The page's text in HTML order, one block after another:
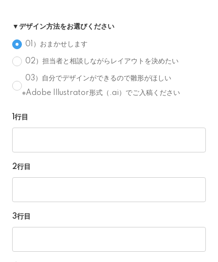
▼デザイン方法をお選びください
01）おまかせします
02）担当者と相談しながらレイアウトを決めたい
03）自分でデザインができるので雛形がほしい
※Adobe Illustrator形式（.ai）でご入稿ください
1行目
2行目
3行目